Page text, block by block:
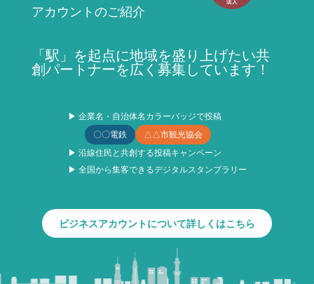
アカウントのご紹介
「駅」を起点に地域を盛り上げたい共
創パートナーを広く募集しています！
▶ 企業名・自治体名カラーバッジで投稿
〇〇電鉄
△△市観光協会
▶ 沿線住民と共創する投稿キャンペーン
▶ 全国から集客できるデジタルスタンプラリー
ビジネスアカウントについて詳しくはこちら